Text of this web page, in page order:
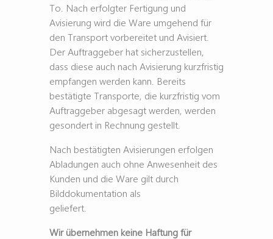
To. Nach erfolgter Fertigung und
Avisierung wird die Ware umgehend für
den Transport vorbereitet und Avisiert.
Der Auftraggeber hat sicherzustellen,
dass diese auch nach Avisierung kurzfristig
empfangen werden kann. Bereits
bestätigte Transporte, die kurzfristig vom
Auftraggeber abgesagt werden, werden
gesondert in Rechnung gestellt.
Nach bestätigten Avisierungen erfolgen
Abladungen auch ohne Anwesenheit des
Kunden und die Ware gilt durch
Bilddokumentation als
geliefert.
Wir übernehmen keine Haftung für